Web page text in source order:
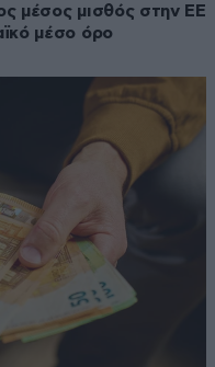
μέσος μισθός στην ΕΕ
μέσο όρο